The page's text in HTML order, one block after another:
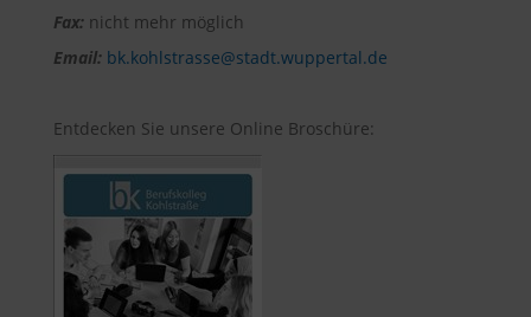
Fax:nicht mehr möglich
Email: bk.kohlstrasse@stadt.wuppertal.de
Entdecken Sie unsere Online Broschüre: